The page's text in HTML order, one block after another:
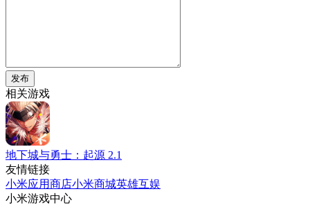
发布
相关游戏
地下城与勇士：起源 2.1
友情链接
小米应用商店小米商城英雄互娱
小米游戏中心